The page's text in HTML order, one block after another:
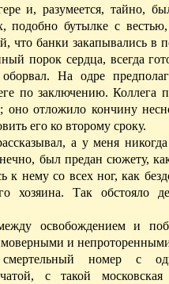
и, разумеется, тайно,
подобно бутылке с
что банки закапывались в
порок сердца, всегда
На одре
по заключению. Коллега
оно отложило кончину
его ко второму сроку.
а у меня
был предан сюжету,
к нему со всех ног, как
хозяина. Так обстояло
освобождением и
и
номер с
стакой